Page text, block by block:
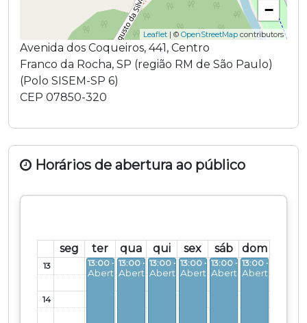
−
Leaflet | © OpenStreetMap contributors
Avenida dos Coqueiros, 441, Centro
Franco da Rocha, SP (região RM de São Paulo)
(Polo SISEM-SP 6)
CEP 07850-320
Horários de abertura ao público
seg ter qua qui sex sáb dom
13
14
13:00 - 17:00
Aberto
13:00 - 17:00
Aberto
13:00 - 17:00
Aberto
13:00 - 17:00
Aberto
13:00 - 18:00
Aberto
13:00 - 18:00
Aberto